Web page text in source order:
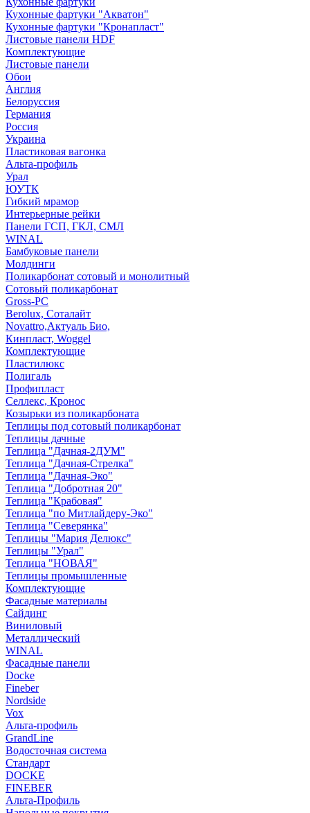
Кухонные фартуки "Акватон"
Кухонные фартуки "Кронапласт"
Листовые панели HDF
Комплектующие
Листовые панели
Обои
Англия
Белоруссия
Германия
Россия
Украина
Пластиковая вагонка
Альта-профиль
Урал
ЮУТК
Гибкий мрамор
Интерьерные рейки
Панели ГСП, ГКЛ, СМЛ
WINAL
Бамбуковые панели
Молдинги
Поликарбонат сотовый и монолитный
Сотовый поликарбонат
Gross-PC
Berolux, Соталайт
Novattro,Актуаль Био,
Кинпласт, Woggel
Комплектующие
Пластилюкс
Полигаль
Профипласт
Селлекс, Кронос
Козырьки из поликарбоната
Теплицы под сотовый поликарбонат
Теплицы дачные
Теплица "Дачная-2ДУМ"
Теплица "Дачная-Стрелка"
Теплица "Дачная-Эко"
Теплица "Добротная 20"
Теплица "Крабовая"
Теплица "по Митлайдеру-Эко"
Теплица "Северянка"
Теплицы "Мария Делюкс"
Теплицы "Урал"
Теплица "НОВАЯ"
Теплицы промышленные
Комплектующие
Фасадные материалы
Сайдинг
Виниловый
Металлический
WINAL
Фасадные панели
Docke
Fineber
Nordside
Vox
Альта-профиль
GrandLine
Водосточная система
Стандарт
DOCKE
FINEBER
Альта-Профиль